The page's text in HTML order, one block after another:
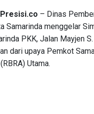
– Dinas
Samarinda menggelar
PKK, Jalan Mayjen
dari upaya Pemkot
Utama.